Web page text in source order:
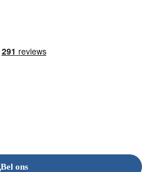
Bel ons